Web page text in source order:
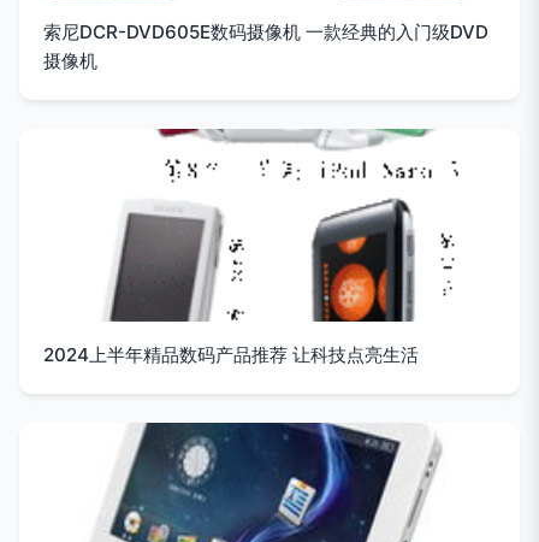
索尼DCR-DVD605E数码摄像机 一款经典的入门级DVD
摄像机
2024上半年精品数码产品推荐 让科技点亮生活